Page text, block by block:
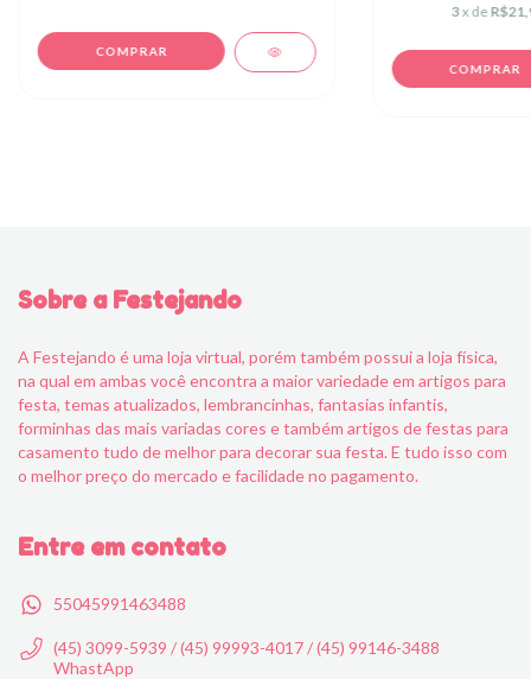
3x de
Sobre a Festejando
A Festejando é uma loja virtual, porém também possui a loja física,
na qual em ambas você encontra a maior variedade em artigos para
festa, temas atualizados, lembrancinhas, fantasias infantis,
forminhas das mais variadas cores e também artigos de festas para
casamento tudo de melhor para decorar sua festa. E tudo isso com
o melhor preço do mercado e facilidade no pagamento.
Entre em contato
55045991463488
(45) 3099-5939 / (45) 99993-4017 / (45) 99146-3488
WhastApp